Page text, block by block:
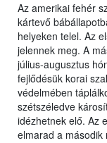
Az amerikai fehér
kártevő
helyeken telel. Az
jelennek meg. A
július-augusztus
fejlődésük korai
védelmében
szétszéledve
idézhetnek elő. Az
elmarad a második